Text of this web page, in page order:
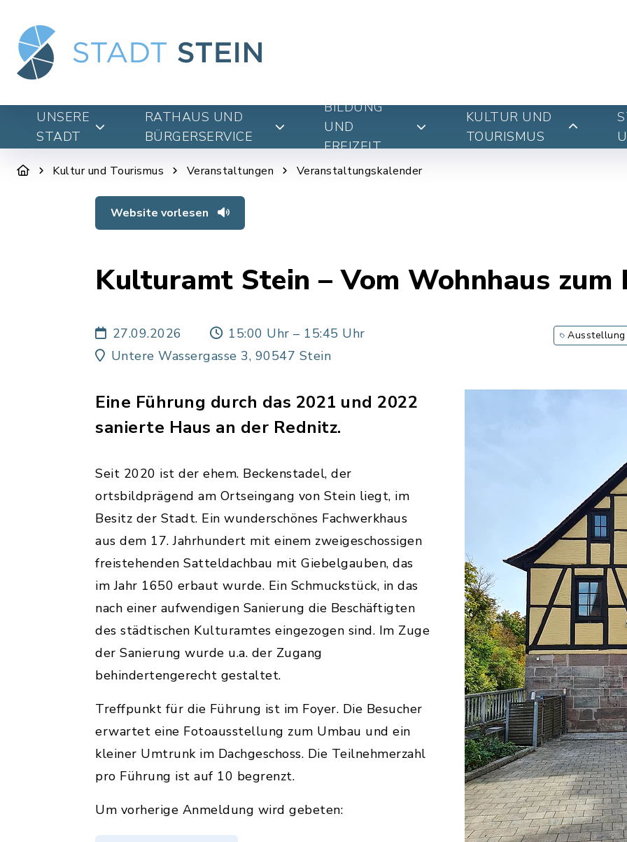
UNSERE
STADT
RATHAUS UND
BÜRGERSERVICE
BILDUNG
UND
FREIZEIT
KULTUR UND
TOURISMUS
Kultur und Tourismus Veranstaltungen Veranstaltungskalender
Website vorlesen
Kulturamt Stein – Vom Wohnhaus
27.09.2026
15:00 Uhr – 15:45 Uhr
Untere Wassergasse 3, 90547 Stein
Eine Führung durch das 2021 und 2022
sanierte Haus an der Rednitz.
Seit 2020 ist der ehem. Beckenstadel, der
ortsbildprägend am Ortseingang von Stein liegt, im
Besitz der Stadt. Ein wunderschönes Fachwerkhaus
aus dem 17. Jahrhundert mit einem zweigeschossigen
freistehenden Satteldachbau mit Giebelgauben, das
im Jahr 1650 erbaut wurde. Ein Schmuckstück, in das
nach einer aufwendigen Sanierung die Beschäftigten
des städtischen Kulturamtes eingezogen sind. Im Zuge
der Sanierung wurde u.a. der Zugang
behindertengerecht gestaltet.
Treffpunkt für die Führung ist im Foyer. Die Besucher
erwartet eine Fotoausstellung zum Umbau und ein
kleiner Umtrunk im Dachgeschoss. Die Teilnehmerzahl
pro Führung ist auf 10 begrenzt.
Um vorherige Anmeldung wird gebeten: